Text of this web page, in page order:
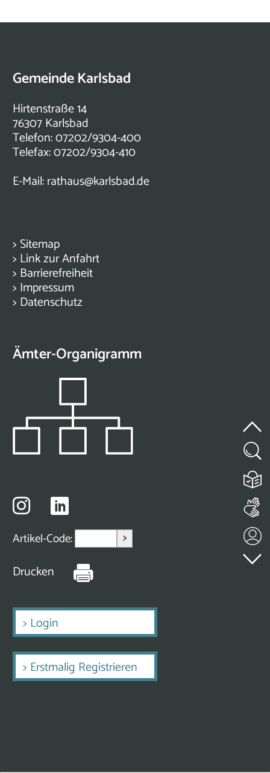
Gemeinde Karlsbad
Hirtenstraße 14
76307 Karlsbad
Telefon: 07202/9304-400
Telefax: 07202/9304-410
E-Mail:rathaus@karlsbad.de
> Sitemap
> Link zur Anfahrt
> Barrierefreiheit
> Impressum
> Datenschutz
Ämter-Organigramm
Artikel-Code: >
Drucken
> Login
> Erstmalig Registrieren